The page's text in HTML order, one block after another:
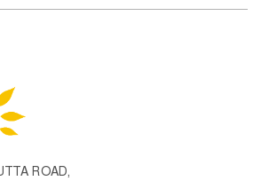
ROAD,